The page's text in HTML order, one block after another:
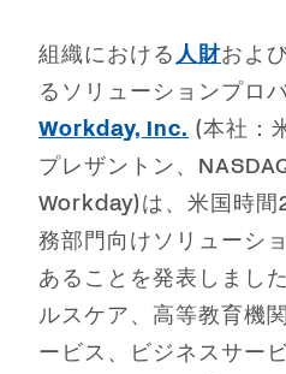
組織における人財およ
るソリューションプロ
Workday, Inc. (本社：
プレザントン、
Workday)は、米国時
務部門向けソリューシ
あることを発表しまし
ルスケア、高等教育機
ービス、ビジネスサー